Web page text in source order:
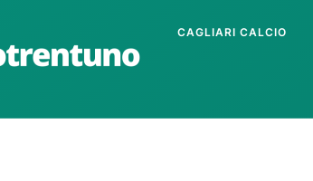
CAGLIARI CALCIO